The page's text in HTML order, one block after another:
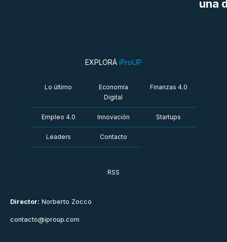
una
Director: Norberto Zocco
contacto@iproup.com
EXPLORÁ iProUP
Lo último
Economía
Digital
Finanzas 4.0
Empleo 4.0 Innovación Startups
Leaders Contacto
RSS